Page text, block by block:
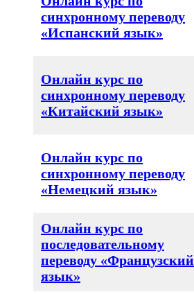
синхронному переводу
«Испанский язык»
Онлайн курс по
синхронному переводу
«Китайский язык»
Онлайн курс по
синхронному переводу
«Немецкий язык»
Онлайн курс по
последовательному
переводу «Французский
язык»